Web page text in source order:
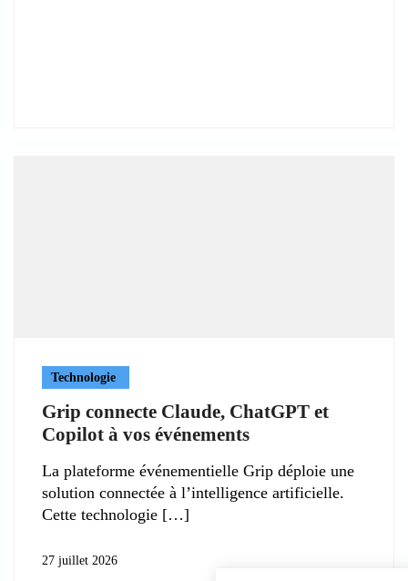
Technologie
Grip connecte Claude, ChatGPT et
Copilot à vos événements
La plateforme événementielle Grip déploie une
solution connectée à l’intelligence artificielle.
Cette technologie
27 juillet 2026